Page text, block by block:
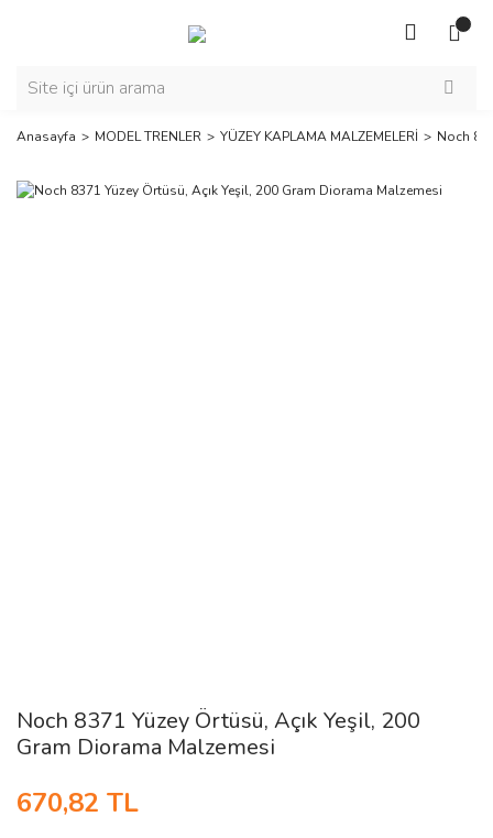
Anasayfa MODEL TRENLER YÜZEY KAPLAMA MALZEMELERİ Noch
Noch 8371 Yüzey Örtüsü, Açık Yeşil, 200
Gram Diorama Malzemesi
670,82 TL